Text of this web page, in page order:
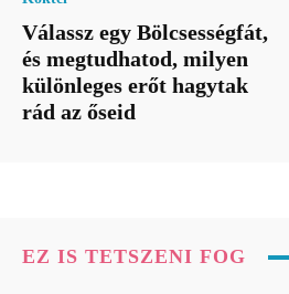
Válassz egy Bölcsességfát,
és megtudhatod, milyen
különleges erőt hagytak
rád az őseid
EZ IS TETSZENI FOG